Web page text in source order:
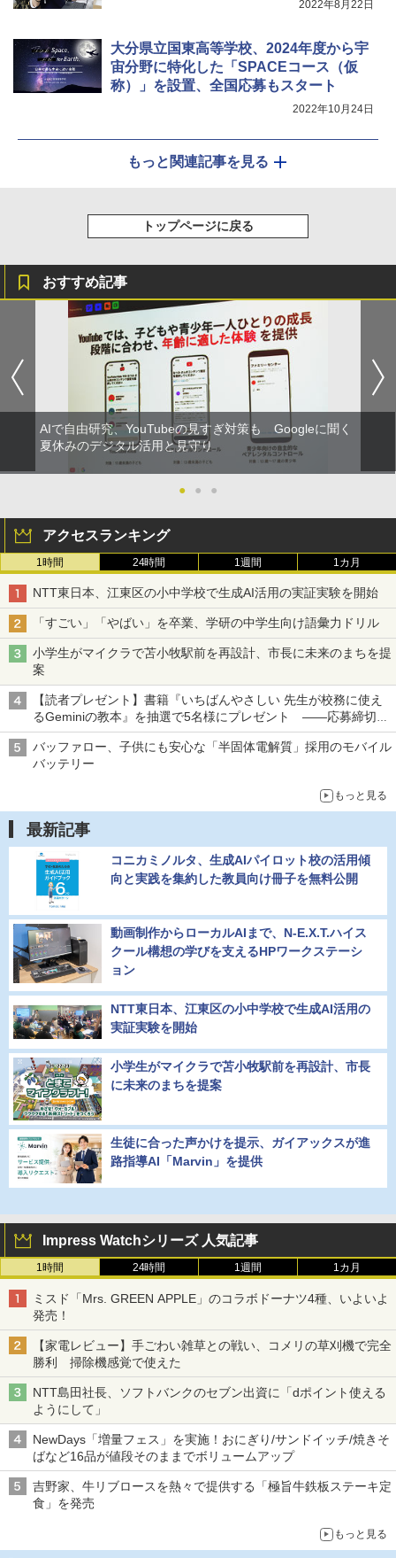
2022年8月22日
大分県立国東高等学校、2024年度から宇
宙分野に特化した「SPACEコース（仮
称）」を設置、全国応募もスタート
2022年10月24日
もっと関連記事を見る
トップページに戻る
おすすめ記事
AIで自由研究、YouTubeの見すぎ対策も Googleに聞く
夏休みのデジタル活用と見守り
● ● ●
アクセスランキング
1時間 24時間 1週間 1カ月
NTT東日本、江東区の小中学校で生成AI活用の実証実験を開始
「すごい」「やばい」を卒業、学研の中学生向け語彙力ドリル
小学生がマイクラで苫小牧駅前を再設計、市長に未来のまちを提
案
【読者プレゼント】書籍『いちばんやさしい 先生が校務に使え
るGeminiの教本』を抽選で5名様にプレゼント ――応募締切は
2026年8月12日（水）まで
バッファロー、子供にも安心な「半固体電解質」採用のモバイル
バッテリー
もっと見る
最新記事
コニカミノルタ、生成AIパイロット校の活用傾
向と実践を集約した教員向け冊子を無料公開
動画制作からローカルAIまで、N-E.X.T.ハイス
クール構想の学びを支えるHPワークステーシ
ョン
NTT東日本、江東区の小中学校で生成AI活用の
実証実験を開始
小学生がマイクラで苫小牧駅前を再設計、市長
に未来のまちを提案
生徒に合った声かけを提示、ガイアックスが進
路指導AI「Marvin」を提供
Impress Watchシリーズ 人気記事
1時間 24時間 1週間 1カ月
ミスド「Mrs. GREEN APPLE」のコラボドーナツ4種、いよいよ
発売！
【家電レビュー】手ごわい雑草との戦い、コメリの草刈機で完全
勝利 掃除機感覚で使えた
NTT島田社長、ソフトバンクのセブン出資に「dポイント使える
ようにして」
NewDays「増量フェス」を実施！おにぎり/サンドイッチ/焼きそ
ばなど16品が値段そのままでボリュームアップ
吉野家、牛リブロースを熱々で提供する「極旨牛鉄板ステーキ定
食」を発売
もっと見る